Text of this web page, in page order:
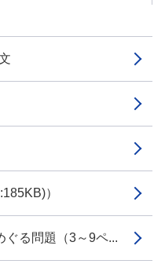
）
る問題（3～9ペ...